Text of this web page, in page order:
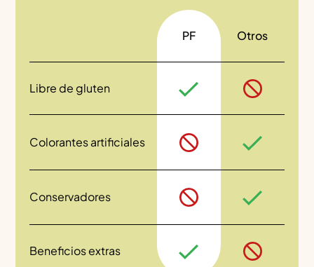
PF Otros
Libre de gluten
Colorantes artificiales
Conservadores
Beneficios extras